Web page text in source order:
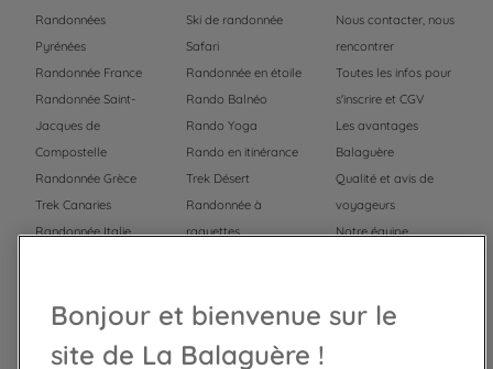
Randonnées
Pyrénées
Randonnée France
Randonnée Saint-
Jacques de
Compostelle
Randonnée Grèce
Trek Canaries
Randonnée Italie
Trek Mauritanie
Ski de randonnée
Safari
Randonnée en étoile
Rando Balnéo
Rando Yoga
Rando en itinérance
Trek Désert
Randonnée à
raquettes
Trek
Nous contacter, nous
rencontrer
Toutes les infos pour
s'inscrire et CGV
Les avantages
Balaguère
Qualité et avis de
voyageurs
Notre équipe
Bonjour et bienvenue sur le
site de La Balaguère !